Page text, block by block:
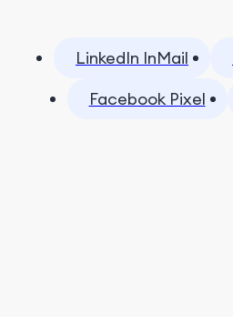
LinkedIn InMail
Facebook Pixel